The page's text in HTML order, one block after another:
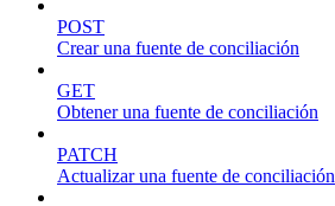
POST
Crear una fuente de conciliación
GET
Obtener una fuente de conciliación
PATCH
Actualizar una fuente de conciliación